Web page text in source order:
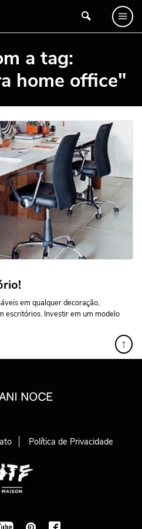
a tag:
home office"
em qualquer decoração,
escritórios. Investir em um modelo
↑
Política de Privacidade